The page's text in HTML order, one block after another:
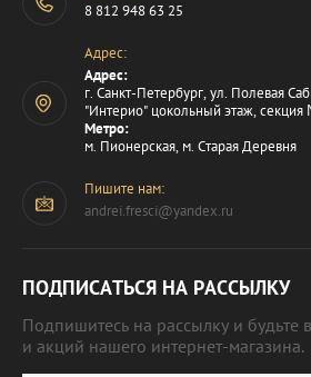
8 812 948 63 25
Адрес:
Адрес:
г. Санкт-Петербург, ул. Полевая
"Интерио" цокольный этаж,
Метро:
м. Пионерская, м. Старая Деревня
Пишите нам:
andrei.fresci@yandex.ru
ПОДПИСАТЬСЯ НА РАССЫЛКУ
Подпишитесь на рассылку и будьте
и акций нашего интернет-магазина.